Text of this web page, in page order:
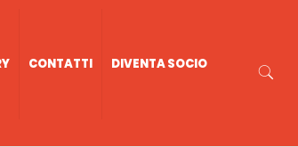
CONTATTI DIVENTA SOCIO